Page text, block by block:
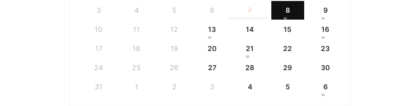
3 4 5 6 7 8 9
10 11 12 13 14 15 16
17 18 19 20 21 22 23
24 25 26 27 28 29 30
31 1 2 3 4 5 6